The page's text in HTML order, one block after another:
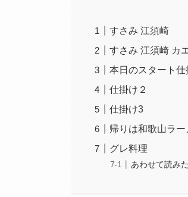
すさみ 江須崎
すさみ 江須崎 カ
本日のスタート仕
仕掛け２
仕掛け3
帰りは和歌山ラー
グレ料理
あわせて読み